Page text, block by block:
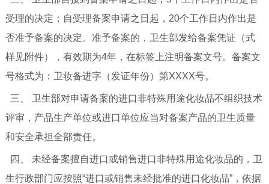
受理的决定；自受理备案申请之日起，20个工作日内作出是
否准予备案的决定。准予备案的，卫生部发给备案凭证（式
样见附件），有效期为4年，在标签上注明备案文号。备案文
号格式为：卫妆备进字（发证年份）第XXXX号。
三、 卫生部对申请备案的进口非特殊用途化妆品不组织技术
评审，产品生产单位或进口单位应当对备案产品的卫生质量
和安全承担全部责任。
四、 未经备案擅自进口或销售进口非特殊用途化妆品的，卫
生行政部门应按照“进口或销售未经批准的进口化妆品”，依据